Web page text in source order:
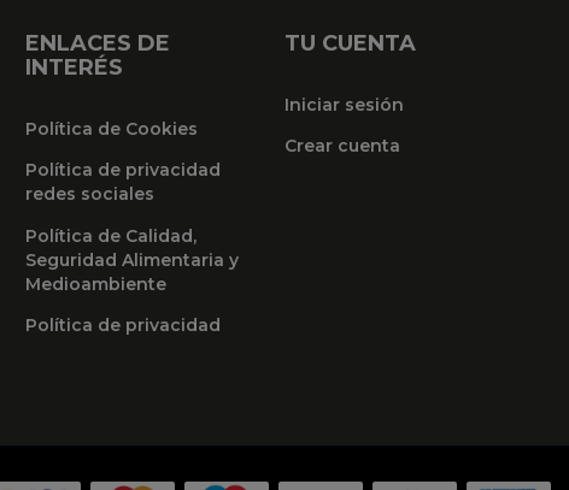
ENLACES DE
INTERÉS
Política de Cookies
Política de privacidad
redes sociales
Política de Calidad,
Seguridad Alimentaria y
Medioambiente
Política de privacidad
TU CUENTA
Iniciar sesión
Crear cuenta